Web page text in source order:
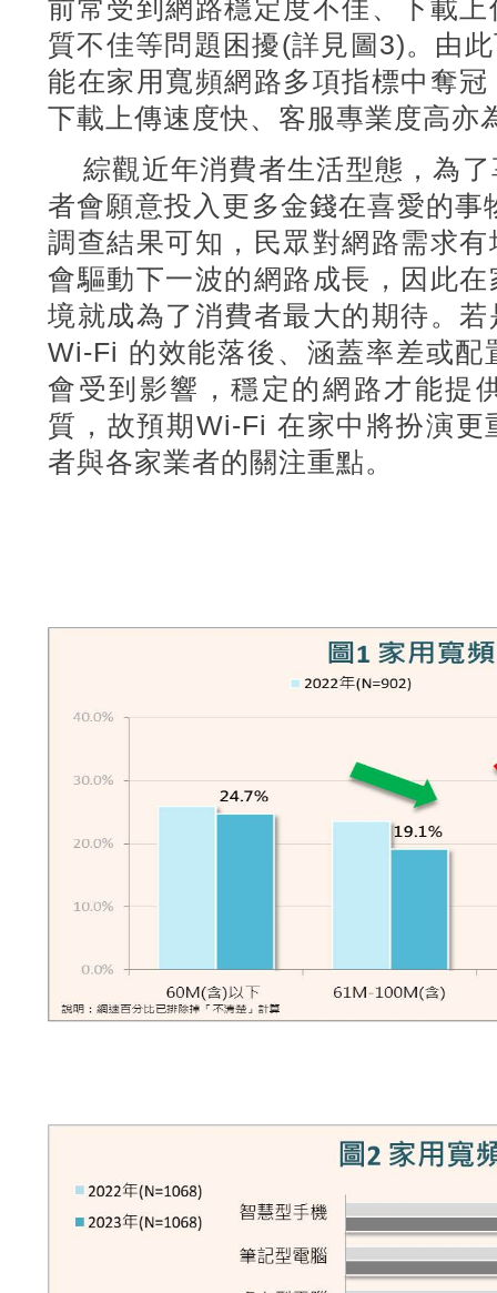
前常受到網路穩定度不佳、下載
質不佳等問題困擾(詳見圖3)。由
能在家用寬頻網路多項指標中奪
下載 上傳速度快、客服專業度高
綜觀近年消費者生活型態，為
者會願意投入更多金錢在喜愛的事
調查結果可知，民眾對網路需求
會驅動下一波的網路成長，因此
境就成為了消費者最大的期待。
Wi-Fi 的效能落後、涵蓋率差或
會受到影響，穩定的網路才能提
質，故預期Wi-Fi 在家中將扮演更
者與各家業者的關注重點。